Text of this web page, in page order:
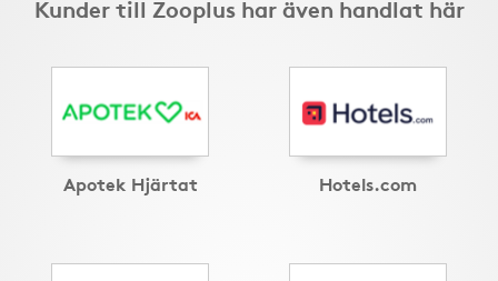
Kunder till Zooplus har även handlat här
Apotek Hjärtat Hotels.com